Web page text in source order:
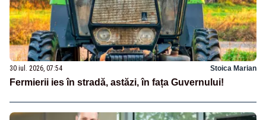
30 iul. 2026, 07:54 Stoica Marian
Fermierii ies în stradă, astăzi, în fața Guvernului!